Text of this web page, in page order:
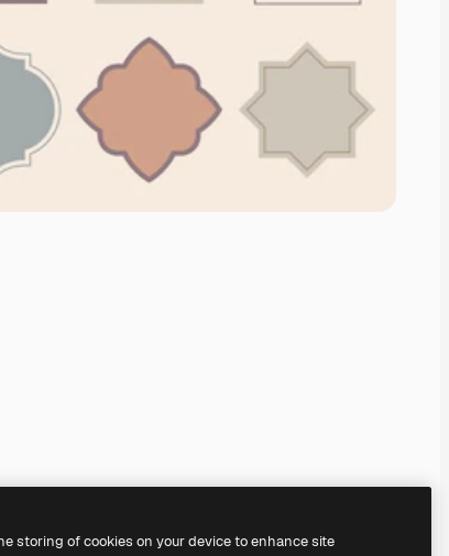
storing of cookies on your device to enhance site